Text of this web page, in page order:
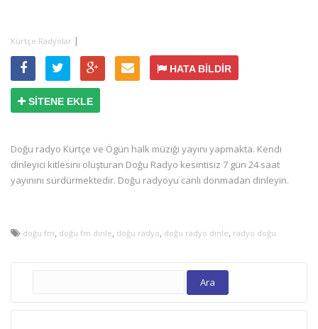
Kürtçe Radyolar |
HATA BİLDİR
SİTENE EKLE
Doğu radyo Kürtçe ve Ögün halk müziği yayını yapmakta. Kendi
dinleyici kitlesini oluşturan Doğu Radyo kesintisiz 7 gün 24 saat
yayınını sürdürmektedir. Doğu radyoyu canlı donmadan dinleyin.
doğu fm, doğu fm dinle, doğu radyo, doğu radyo dinle, radyo doğu
Arama: